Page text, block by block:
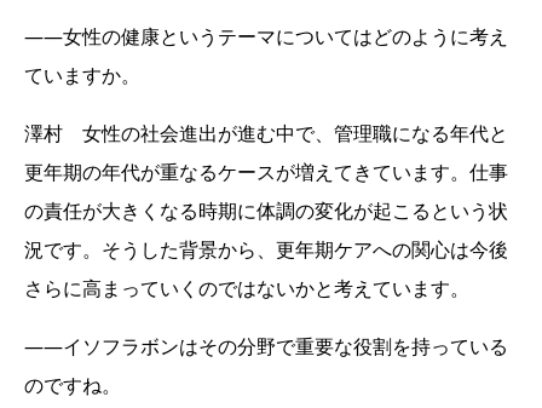
――女性の健康というテーマについてはどのように考え
ていますか。
澤村 女性の社会進出が進む中で、管理職になる年代と
更年期の年代が重なるケースが増えてきています。仕事
の責任が大きくなる時期に体調の変化が起こるという状
況です。そうした背景から、更年期ケアへの関心は今後
さらに高まっていくのではないかと考えています。
――イソフラボンはその分野で重要な役割を持っている
のですね。